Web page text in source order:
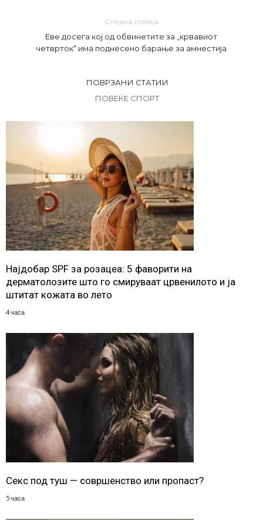
Следна статија
Еве досега кој од обвинетите за „крвавиот
четврток“ има поднесено барање за амнестија
ПОВРЗАНИ СТАТИИ
ПОВЕЌЕ СПОРТ
Најдобар SPF за розацеа: 5 фаворити на
дерматолозите што го смируваат црвенилото и ја
штитат кожата во лето
4 часа
Секс под туш — совршенство или пропаст?
5 часа